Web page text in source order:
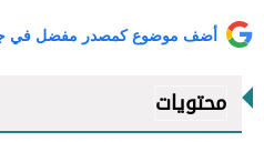
أضف موضوع كمصدر مفضل في
محتويات